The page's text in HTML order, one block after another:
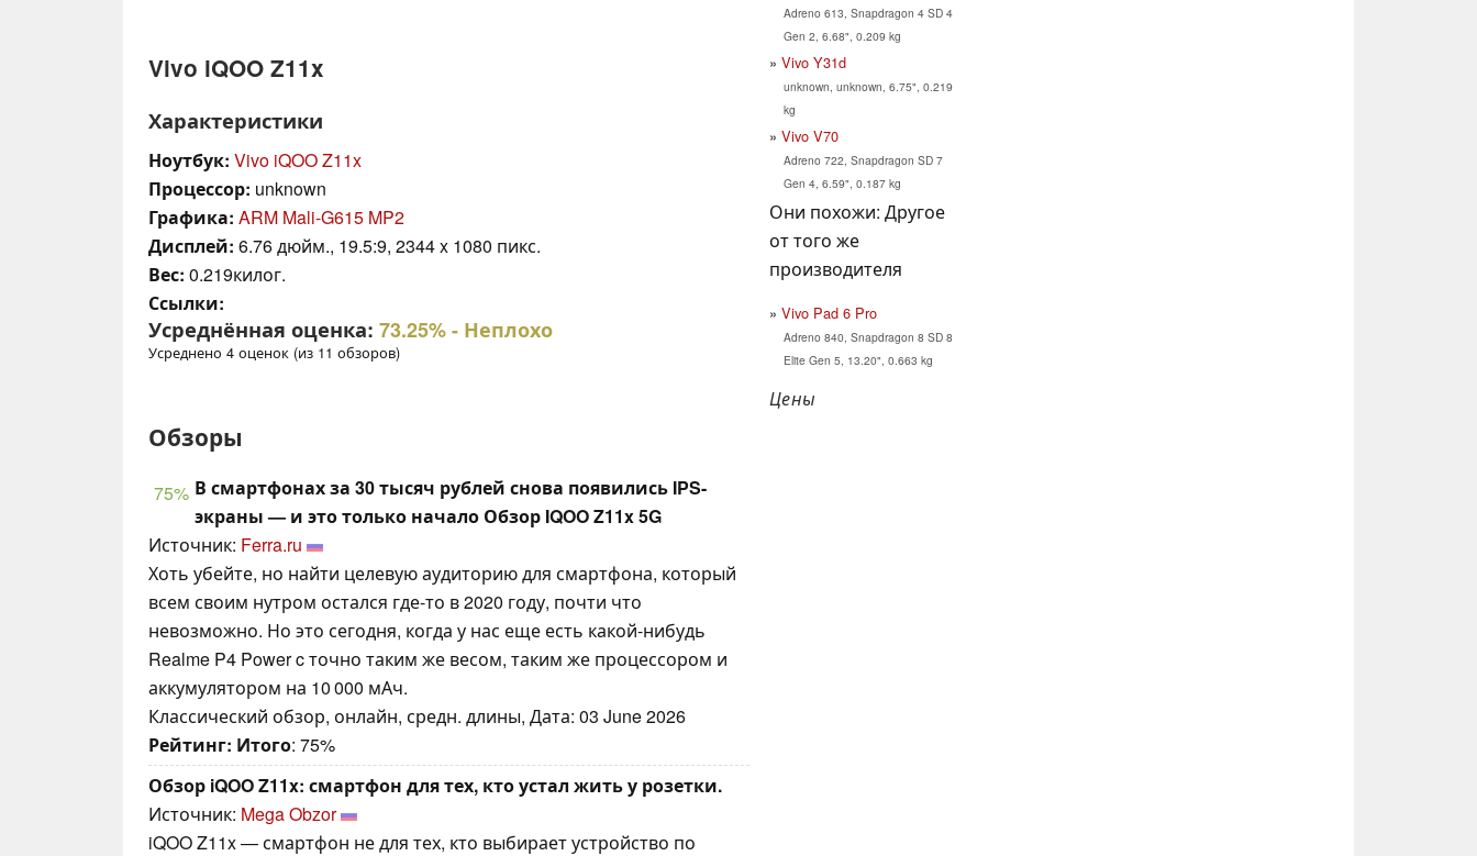
Vivo iQOO Z11x
Характеристики
Ноутбук: Vivo iQOO Z11x
Процессор: unknown
Графика: ARM Mali-G615 MP2
Дисплей: 6.76 дюйм., 19.5:9, 2344 x 1080 пикс.
Вес: 0.219килог.
Ссылки:
Усреднённая оценка: 73.25%- Неплохо
Усреднено 4 оценок (из 11 обзоров)
Обзоры
75% В смартфонах за 30 тысяч рублей снова появились IPS-
экраны — и это только начало Обзор IQOO Z11x 5G
Источник: Ferra.ru
Хоть убейте, но найти целевую аудиторию для смартфона, который
всем своим нутром остался где-то в 2020 году, почти что
невозможно. Но это сегодня, когда у нас еще есть какой-нибудь
Realme P4 Power c точно таким же весом, таким же процессором и
аккумулятором на 10 000 мАч.
Классический обзор, онлайн, средн. длины, Дата: 03 June 2026
Рейтинг: Итого: 75%
Обзор iQOO Z11x: смартфон для тех, кто устал жить у розетки.
Источник: Mega Obzor
iQOO Z11x — смартфон не для тех, кто выбирает устройство по
Adreno 613, Snapdragon 4 SD 4
Gen 2, 6.68", 0.209 kg
Vivo Y31d
unknown, unknown, 6.75", 0.219
kg
Vivo V70
Adreno 722, Snapdragon SD 7
Gen 4, 6.59", 0.187 kg
Они похожи: Другое
от того же
производителя
Vivo Pad 6 Pro
Adreno 840, Snapdragon 8 SD 8
Elite Gen 5, 13.20", 0.663 kg
Цены